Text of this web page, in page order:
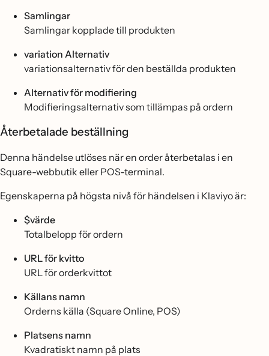
Samlingar
Samlingar kopplade till produkten
variation Alternativ
variationsalternativ för den beställda produkten
Alternativ för modifiering
Modifieringsalternativ som tillämpas på ordern
Återbetalade beställning
Denna händelse utlöses när en order återbetalas i en
Square-webbutik eller POS-terminal.
Egenskaperna på högsta nivå för händelsen i Klaviyo är:
$värde
Totalbelopp för ordern
URL för kvitto
URL för orderkvittot
Källans namn
Orderns källa (Square Online, POS)
Platsens namn
Kvadratiskt namn på plats